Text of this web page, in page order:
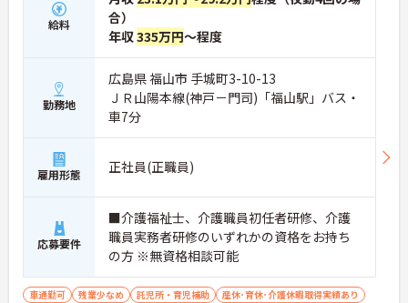
給料
合）
年収335万円～程度
勤務地
広島県 福山市 手城町3-10-13
ＪＲ山陽本線(神戸－門司)「福山駅」バス・
車7分
雇用形態 正社員(正職員)
応募要件
■介護福祉士、介護職員初任者研修、介護
職員実務者研修のいずれかの資格をお持ち
の方 ※無資格相談可能
車通勤可 残業少なめ 託児所・育児補助
産休･育休･介護休暇取得実績あり